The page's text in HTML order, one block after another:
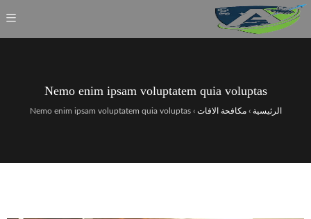
Nemo enim ipsam voluptatem quia voluptas
الرئيسية ›مكافحة الافات ›
Nemo enim ipsam voluptatem quia voluptas